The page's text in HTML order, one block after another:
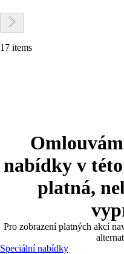
17 items
nabídky v
platná,
Pro zobrazení platných akcí
Speciální nabídky